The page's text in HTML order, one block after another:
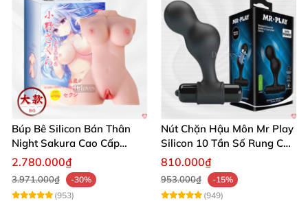
Búp Bê Silicon Bán Thân
Night Sakura Cao Cấp
Rung Đa Chức Năng
2.780.000₫
3.971.000₫
-30%
(953)
Nút Chặn Hậu Môn Mr Play
Silicon 10 Tần Số Rung Cao
Cấp
810.000₫
953.000₫
-15%
(949)